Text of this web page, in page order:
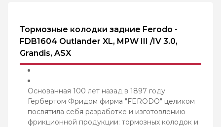
Тормозные колодки задние Ferodo -
FDB1604 Outlander XL, MPW III /IV 3.0,
Grandis, ASX
Основанная 100 лет назад в 1897 году
Гербертом Фридом фирма "FERODO" целиком
посвятила себя разработке и изготовлению
фрикционной продукции: тормозных колодок и